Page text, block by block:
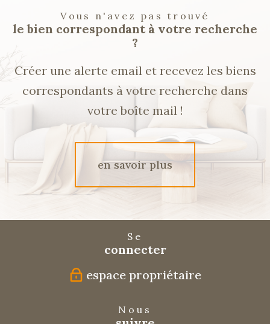
Vous n'avez pas trouvé
le bien correspondant à votre recherche
?
Créer une alerte email et recevez les biens
correspondants à votre recherche dans
votre boîte mail !
en savoir plus
Se
connecter
espace propriétaire
Nous